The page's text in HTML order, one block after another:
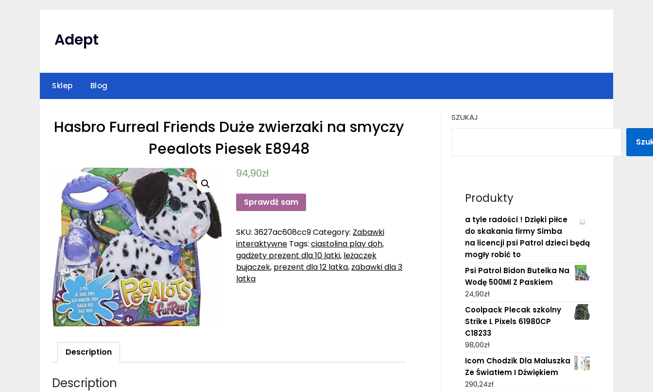
Adept
Sklep Blog
Hasbro Furreal Friends Duże zwierzaki na smyczy
Peealots Piesek E8948
94,90zł
Sprawdź sam
SKU: 3627ac608cc9Category: Zabawki
interaktywne Tags: ciastolina play doh,
gadżety prezent dla 10 latki, leżaczek
bujaczek, prezent dla 12 latka, zabawki dla 3
latka
Description
Description
SZUKAJ
Produkty
a tyle radości ! Dzięki piłce
do skakania firmy Simba
na licencji psi Patrol dzieci będą
mogły robić to
Psi Patrol Bidon Butelka Na
Wodę 500Ml Z Paskiem
24,90zł
Coolpack Plecak szkolny
Strike L Pixels 61980CP
C18233
98,00zł
Icom Chodzik Dla Maluszka
Ze Światłem I Dźwiękiem
290,24zł